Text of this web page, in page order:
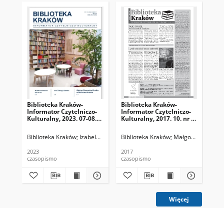
Biblioteka Kraków-
Informator Czytelniczo-
Kulturalny, 2023. 07-08.
Biblioteka Kraków Izabela Ronkiewicz-Brągiel (redaktor naczelna),
2023
czasopismo
Biblioteka Kraków-
Informator Czytelniczo-
Kulturalny, 2017. 10. nr 1
Biblioteka Kraków Małgorzata
2017
czasopismo
Więcej